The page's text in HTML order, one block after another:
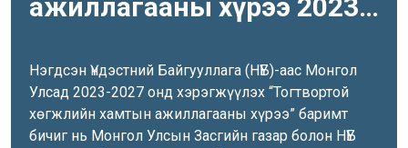
ажиллагааны хүрээ 2023-
Нэгдсэн Үндэстний Байгууллага (НҮБ)-аас Монгол
Улсад 2023-2027 онд хэрэгжүүлэх “Тогтвортой
хөгжлийн хамтын ажиллагааны хүрээ” баримт
бичиг нь Монгол Улсын Засгийн газар болон НҮБ